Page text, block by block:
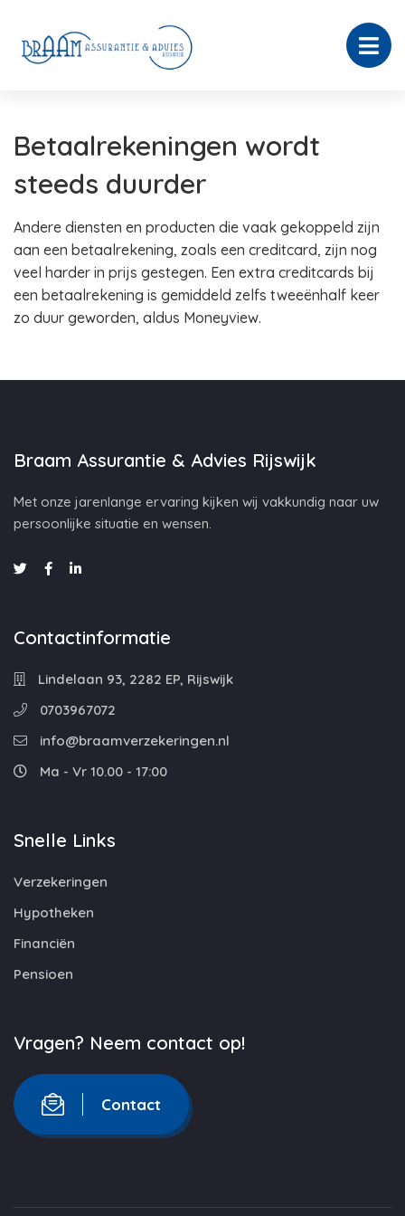
Betaalrekeningen wordt
steeds duurder
Andere diensten en producten die vaak gekoppeld zijn
aan een betaalrekening, zoals een creditcard, zijn nog
veel harder in prijs gestegen. Een extra creditcards bij
een betaalrekening is gemiddeld zelfs tweeënhalf keer
zo duur geworden, aldus Moneyview.
Braam Assurantie & Advies Rijswijk
Met onze jarenlange ervaring kijken wij vakkundig naar uw
persoonlijke situatie en wensen.
Contactinformatie
Lindelaan 93, 2282 EP, Rijswijk
0703967072
info@braamverzekeringen.nl
Ma - Vr 10.00 - 17:00
Snelle Links
Verzekeringen
Hypotheken
Financiën
Pensioen
Vragen? Neem contact op!
Contact